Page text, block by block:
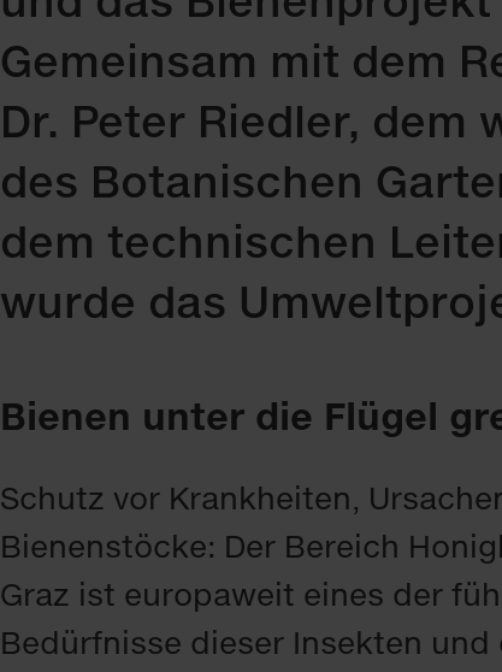
Gemeinsam mit dem
Dr. Peter Riedler,
des Botanischen
dem technischen
wurde das
Bienen unter die Flügel
Schutz vor Krankheiten,
Bienenstöcke: Der Bereich
Graz ist europaweit eines der
Bedürfnisse dieser Insekten